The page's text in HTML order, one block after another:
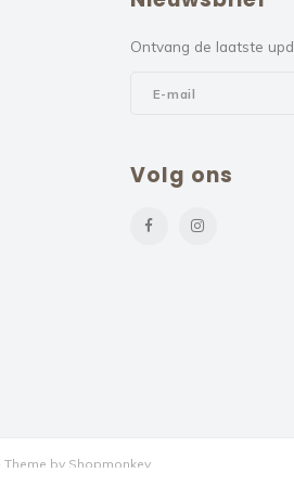
Ontvang de laatste
Volg ons
by Shopmonkey